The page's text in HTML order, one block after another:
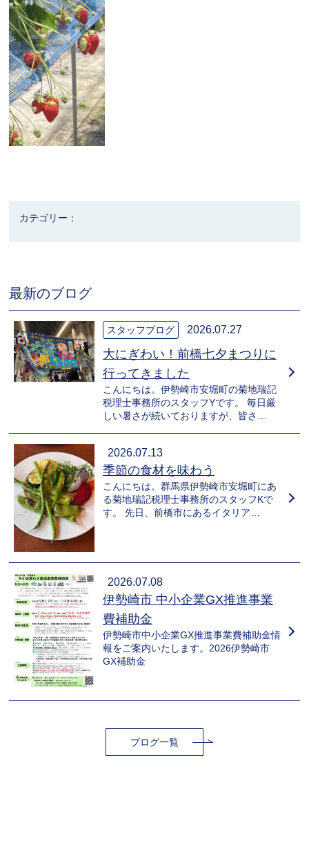
カテゴリー：
最新のブログ
スタッフブログ 2026.07.27
大にぎわい！前橋七夕まつりに
行ってきました
こんにちは。伊勢崎市安堀町の菊地瑞記
税理士事務所のスタッフYです。 毎日厳
しい暑さが続いておりますが、皆さ…
2026.07.13
季節の食材を味わう
こんにちは。群馬県伊勢崎市安堀町にあ
る菊地瑞記税理士事務所のスタッフKで
す。 先日、前橋市にあるイタリア…
2026.07.08
伊勢崎市 中小企業GX推進事業
費補助金
伊勢崎市中小企業GX推進事業費補助金情
報をご案内いたします。2026伊勢崎市
GX補助金
ブログ一覧